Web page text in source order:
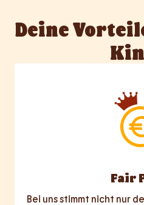
Deine
Fair
Bei uns stimmt nicht nur